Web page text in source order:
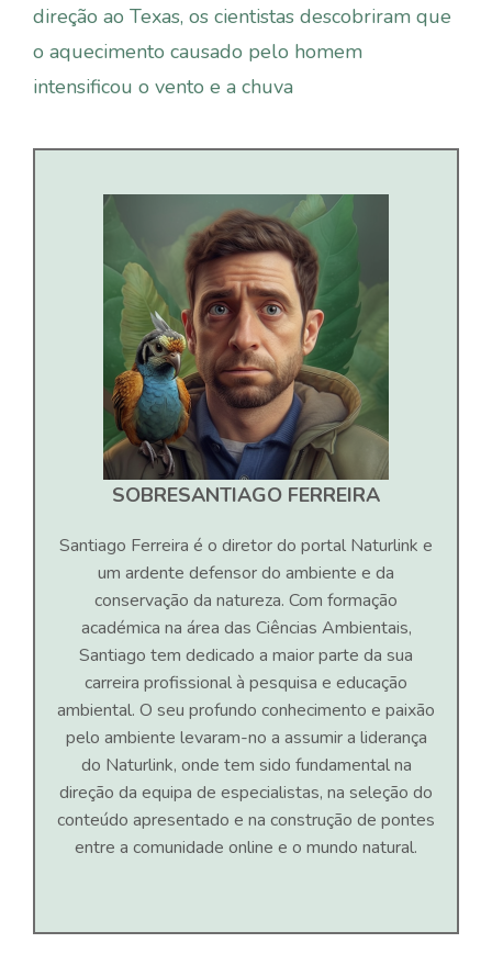
direção ao Texas, os cientistas descobriram que
o aquecimento causado pelo homem
intensificou o vento e a chuva
SOBRESANTIAGO FERREIRA
Santiago Ferreira é o diretor do portal Naturlink e
um ardente defensor do ambiente e da
conservação da natureza. Com formação
académica na área das Ciências Ambientais,
Santiago tem dedicado a maior parte da sua
carreira profissional à pesquisa e educação
ambiental. O seu profundo conhecimento e paixão
pelo ambiente levaram-no a assumir a liderança
do Naturlink, onde tem sido fundamental na
direção da equipa de especialistas, na seleção do
conteúdo apresentado e na construção de pontes
entre a comunidade online e o mundo natural.